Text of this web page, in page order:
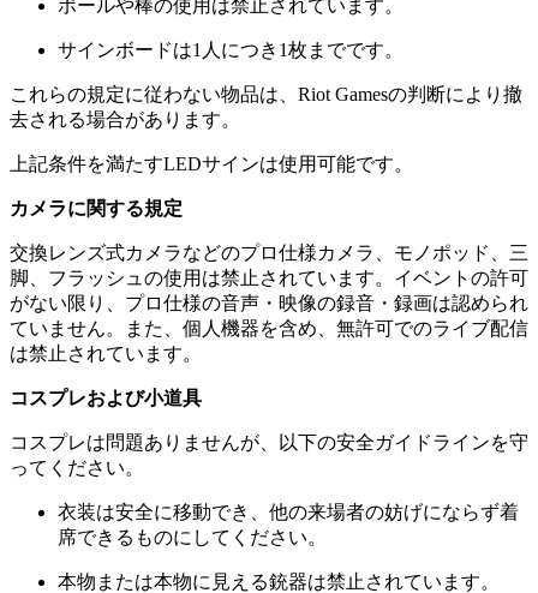
ポールや棒の使用は禁止されています。
サインボードは1人につき1枚までです。
これらの規定に従わない物品は、Riot Gamesの判断により撤
去される場合があります。
上記条件を満たすLEDサインは使用可能です。
カメラに関する規定
交換レンズ式カメラなどのプロ仕様カメラ、モノポッド、三
脚、フラッシュの使用は禁止されています。イベントの許可
がない限り、プロ仕様の音声・映像の録音・録画は認められ
ていません。また、個人機器を含め、無許可でのライブ配信
は禁止されています。
コスプレおよび小道具
コスプレは問題ありませんが、以下の安全ガイドラインを守
ってください。
衣装は安全に移動でき、他の来場者の妨げにならず着
席できるものにしてください。
本物または本物に見える銃器は禁止されています。